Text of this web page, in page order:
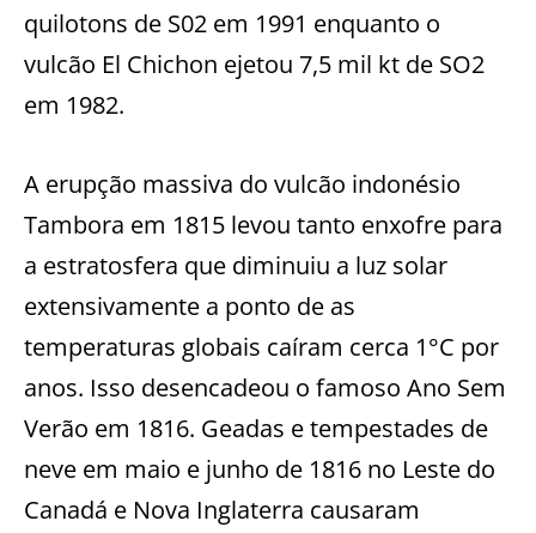
quilotons de S02 em 1991 enquanto o
vulcão El Chichon ejetou 7,5 mil kt de SO2
em 1982.
A erupção massiva do vulcão indonésio
Tambora em 1815 levou tanto enxofre para
a estratosfera que diminuiu a luz solar
extensivamente a ponto de as
temperaturas globais caíram cerca 1°C por
anos. Isso desencadeou o famoso Ano Sem
Verão em 1816. Geadas e tempestades de
neve em maio e junho de 1816 no Leste do
Canadá e Nova Inglaterra causaram